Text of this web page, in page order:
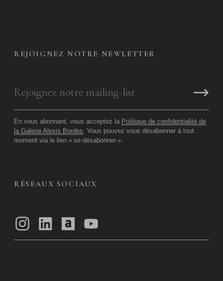
REJOIGNEZ NOTRE NEWLETTER
En vous abonnant, vous acceptez la Politique de confidentialité de
la Galerie Alexis Bordes . Vous pouvez vous désabonner à tout
moment via le lien « se désabonner ».
RÉSEAUX SOCIAUX